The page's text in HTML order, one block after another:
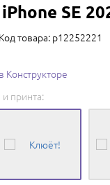
SE
Код товара: p12252221
Конструкторе
принта: